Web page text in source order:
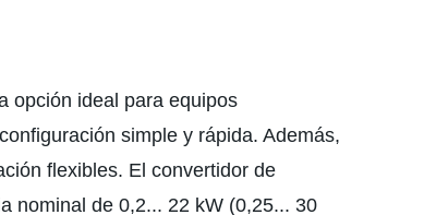
opción ideal para equipos
simple y rápida. Además,
flexibles. El convertidor de
nominal de 0,2... 22 kW (0,25... 30